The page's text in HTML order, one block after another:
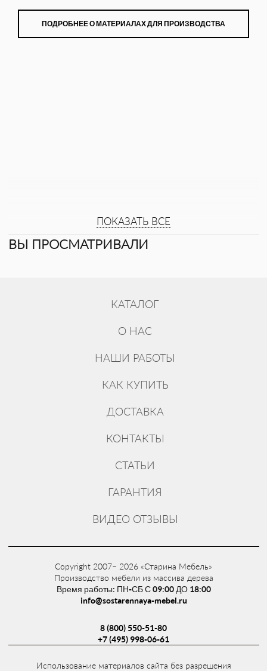
ПОДРОБНЕЕ О МАТЕРИАЛАХ ДЛЯ ПРОИЗВОДСТВА
ПОКАЗАТЬ ВСЕ
ВЫ ПРОСМАТРИВАЛИ
КАТАЛОГ
О НАС
НАШИ РАБОТЫ
КАК КУПИТЬ
ДОСТАВКА
КОНТАКТЫ
СТАТЬИ
ГАРАНТИЯ
ВИДЕО ОТЗЫВЫ
Copyright 2007– 2026 «Старина Мебель»
Производство мебели из массива дерева
Время работы: ПН-СБ С 09:00 ДО 18:00
info@sostarennaya-mebel.ru
8 (800) 550-51-80
+7 (495) 998-06-61
Использование материалов сайта без разрешения